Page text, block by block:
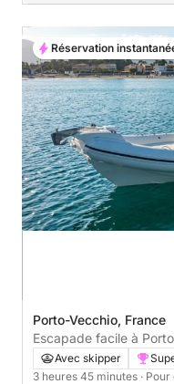
Porto-Vecchio, France
Escapade facile à
bateau à moteur de
Avec skipper
3 heures 45 minutes ·
Réservation